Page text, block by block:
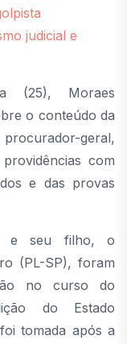
judicial e
(25), Moraes
o conteúdo da
geral,
com
e das provas
e seu filho, o
(PL-SP), foram
no curso do
do Estado
tomada após a